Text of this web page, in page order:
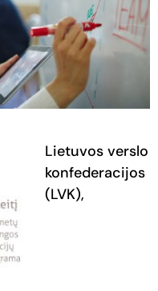
Lietuvos verslo
konfederacijos
(LVK),